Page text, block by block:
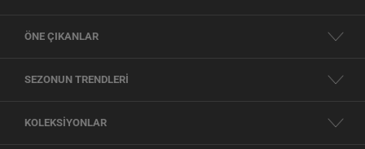
ÖNE ÇIKANLAR
SEZONUN TRENDLERİ
KOLEKSİYONLAR